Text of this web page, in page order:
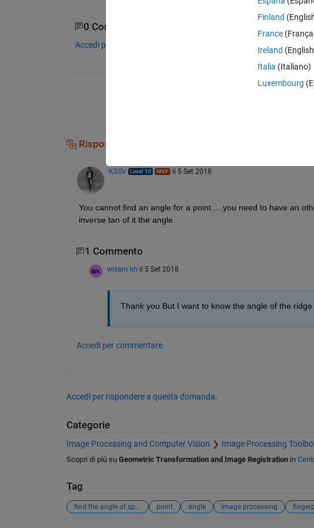
0 Commenti
Accedi per commentare.
Risposte (1)
KSSV il 5 Set 2018
You cannot find an angle for a point.....you need to have an
inverse tan of it the angle.
1 Commento
wisam kh il 5 Set 2018
Thank you But I want to know the angle of the
Accedi per commentare.
Accedi per rispondere a questa domanda.
Categorie
Image Processing and Computer Vision Image Processing
Scopri di più su Geometric Transformation and Image Registrationin
Tag
find the angle of specific point point angle image processing
Finland
France
Ireland
Italia (Italiano)
Luxembourg